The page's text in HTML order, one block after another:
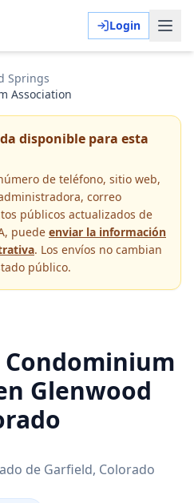
Login
Springs
Association
disponible para esta
de teléfono, sitio web,
correo
públicos actualizados de
puede enviar la información
. Los envíos no cambian
público.
Glenwood
de Garfield, Colorado